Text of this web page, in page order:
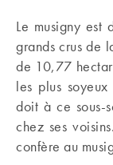
Le musigny
grands crus de
de 10,77
les plus
doit à ce sous-
chez ses
confère au